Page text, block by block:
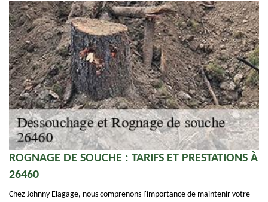
ROGNAGE DE SOUCHE : TARIFS ET PRESTATIONS À
26460
Chez Johnny Elagage, nous comprenons l'importance de maintenir votre